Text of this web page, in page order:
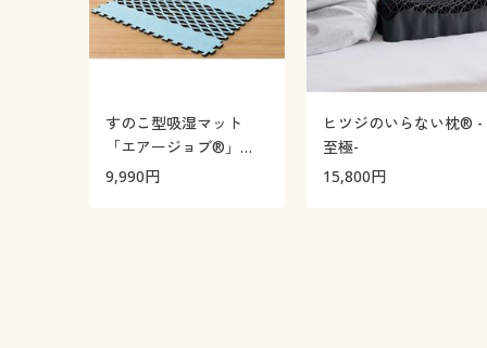
すのこ型吸湿マット
「エアージョブ®」
Max
9,990円
ヒツジのいらない枕® -
至極-
15,800円